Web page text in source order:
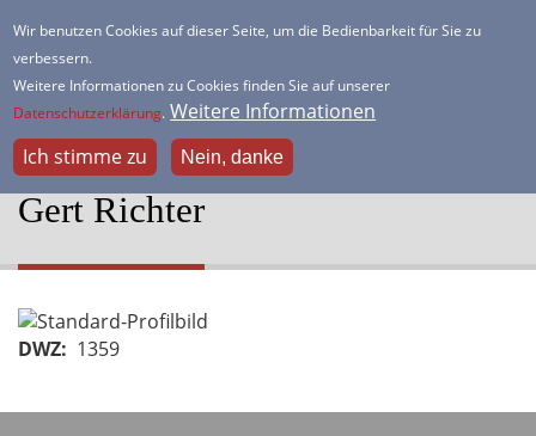
Wir benutzen Cookies auf dieser Seite, um die Bedienbarkeit für Sie zu
verbessern.
Weitere Informationen zu Cookies finden Sie auf unserer
Datenschutzerklärung. Weitere Informationen
Ich stimme zu
Nein, danke
zum
Inhalt
Dein freundlicher Schachverein
Gert Richter
Portraitbild
DWZ
1359